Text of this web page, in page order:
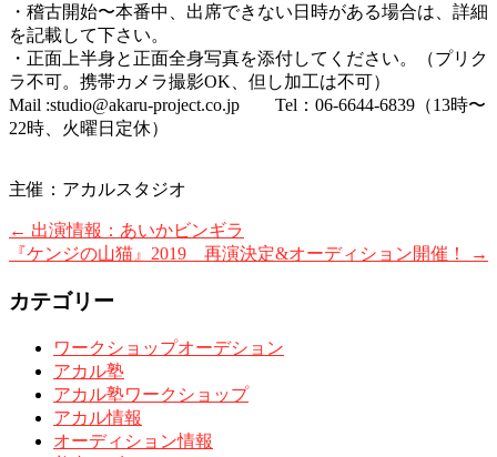
・稽古開始〜本番中、出席できない日時がある場合は、詳細
を記載して下さい。
・正面上半身と正面全身写真を添付してください。（プリク
ラ不可。携帯カメラ撮影OK、但し加工は不可）
Mail :studio@akaru-project.co.jp Tel：06-6644-6839（13時〜
22時、火曜日定休）
主催：アカルスタジオ
← 出演情報：あいかビンギラ
『ケンジの山猫』2019 再演決定&オーディション開催！
→
カテゴリー
ワークショップオーデション
アカル塾
アカル塾ワークショップ
アカル情報
オーディション情報